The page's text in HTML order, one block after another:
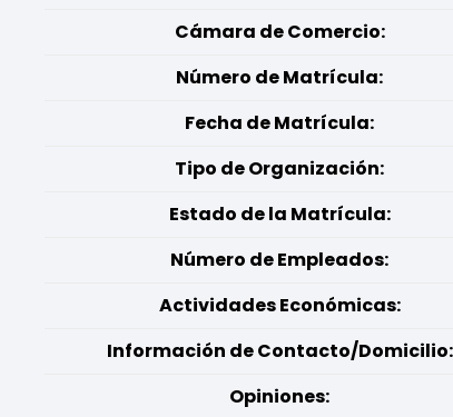
Cámara de Comercio:
Número de Matrícula:
Fecha de Matrícula:
Tipo de Organización:
Estado de la Matrícula:
Número de Empleados:
Actividades Económicas:
Información de Contacto/Domicilio:
Opiniones: